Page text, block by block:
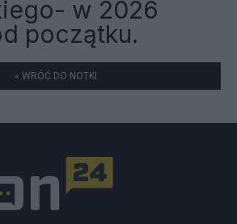
w 2026
początku.
« WRÓĆ DO NOTKI